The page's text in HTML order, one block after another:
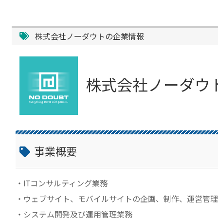
株式会社ノーダウトの企業情報
株式会社ノーダウ
事業概要
・ITコンサルティング業務
・ウェブサイト、モバイルサイトの企画、制作、運営管
・システム開発及び運用管理業務